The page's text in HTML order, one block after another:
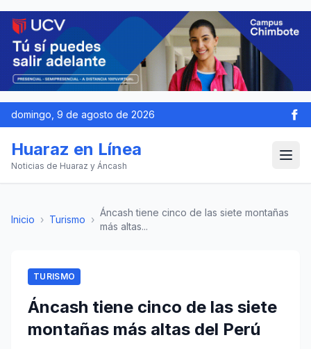
domingo, 9 de agosto de 2026
Huaraz en Línea
Noticias de Huaraz y Áncash
Inicio › Turismo ›
Áncash tiene cinco de las siete montañas
más altas...
TURISMO
Áncash tiene cinco de las siete
montañas más altas del Perú